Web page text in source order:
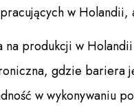
pracujących w Holandii,
na produkcji w
gdzie bariera
w wykonywaniu